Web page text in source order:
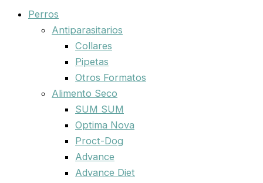
Perros
Antiparasitarios
Collares
Pipetas
Otros Formatos
Alimento Seco
SUM SUM
Optima Nova
Proct-Dog
Advance
Advance Diet